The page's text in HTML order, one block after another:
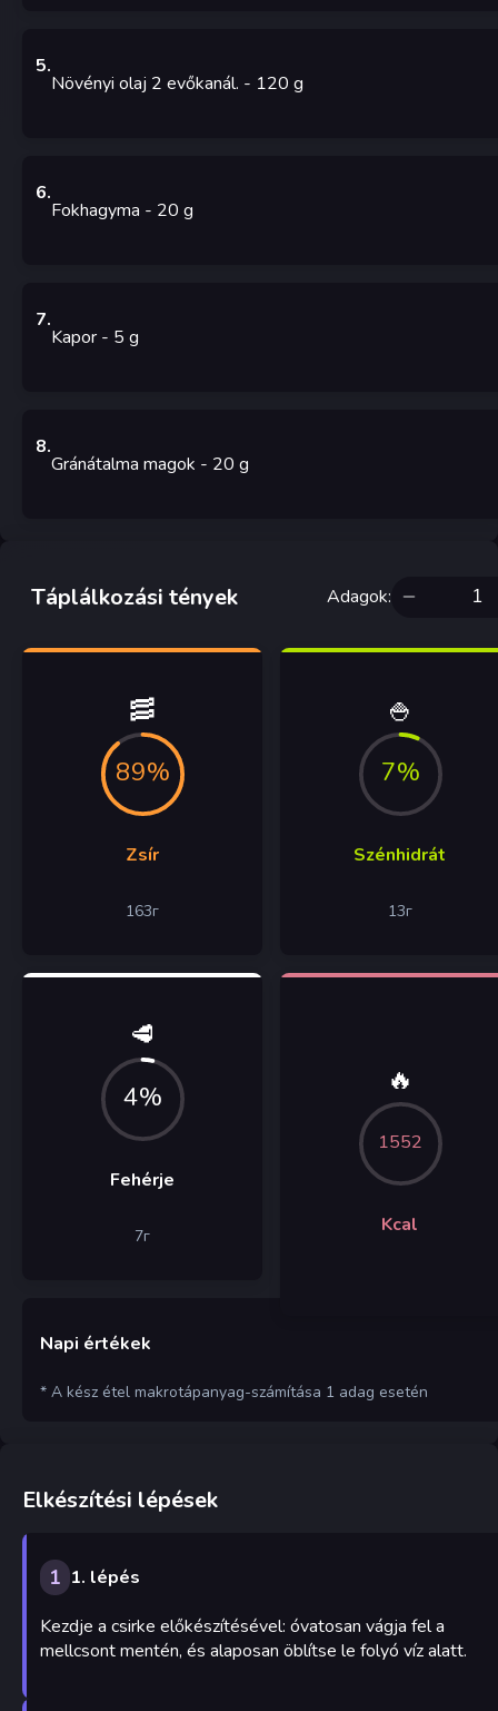
5.
Növényi olaj 2 evőkanál. - 120 g
6.
Fokhagyma - 20 g
7.
Kapor - 5 g
8.
Gránátalma magok - 20 g
Táplálkozási tények Adagok:
🥓
89%
Zsír
163г
🍚
7%
Szénhidrát
13г
🥩
4%
Fehérje
7г
🔥
1552
Kcal
Napi értékek
* A kész étel makrotápanyag-számítása 1 adag esetén
Elkészítési lépések
1 1. lépés
Kezdje a csirke előkészítésével: óvatosan vágja fel a
mellcsont mentén, és alaposan öblítse le folyó víz alatt.